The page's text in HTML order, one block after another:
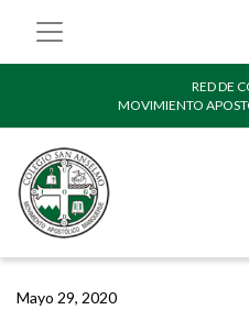
RED DE
MOVIMIENTO
Mayo 29, 2020